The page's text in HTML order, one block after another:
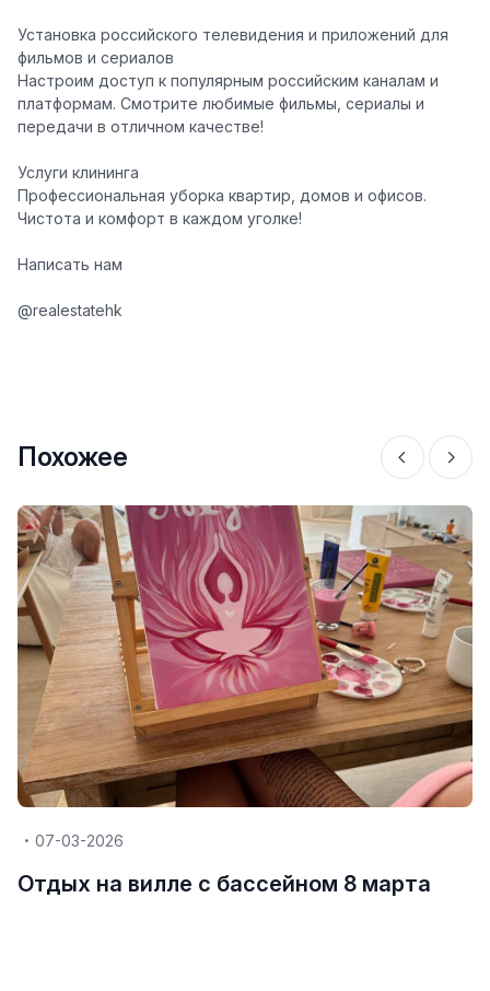
Установка российского телевидения и приложений для
фильмов и сериалов
Настроим доступ к популярным российским каналам и
платформам. Смотрите любимые фильмы, сериалы и
передачи в отличном качестве!
Услуги клининга
Профессиональная уборка квартир, домов и офисов.
Чистота и комфорт в каждом уголке!
Написать нам
@realestatehk
Похожее
07-03-2026
Отдых на вилле с бассейном 8 марта